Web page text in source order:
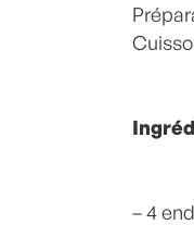
Plats,
– 4